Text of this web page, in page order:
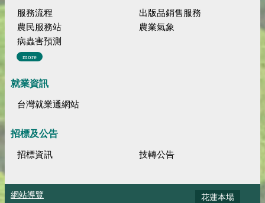
服務流程
出版品銷售服務
農民服務站
農業氣象
病蟲害預測
more
就業資訊
台灣就業通網站
招標及公告
招標資訊 技轉公告
網站導覽
花蓮本場